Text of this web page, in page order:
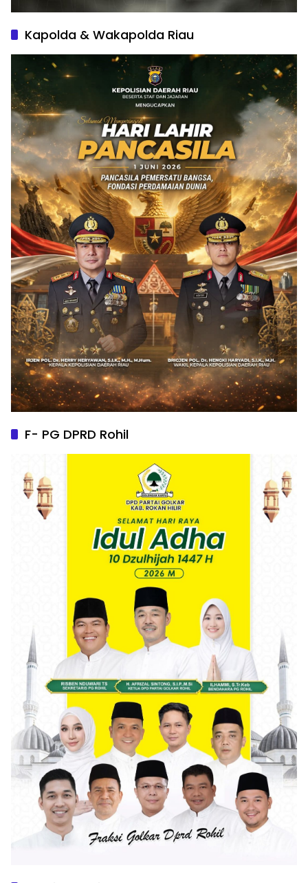
Kapolda & Wakapolda Riau
F- PG DPRD Rohil